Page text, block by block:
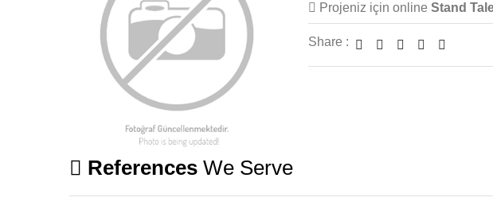
Projeniz için online Stand
Share :
References We Serve